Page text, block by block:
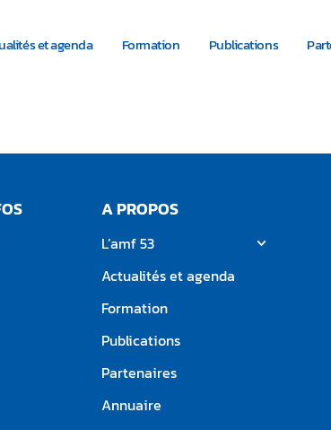
et agenda Formation Publications
A PROPOS
L’amf 53
Actualités et agenda
Formation
Publications
Partenaires
Annuaire